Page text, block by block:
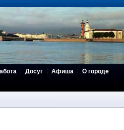
Досуг Афиша О городе